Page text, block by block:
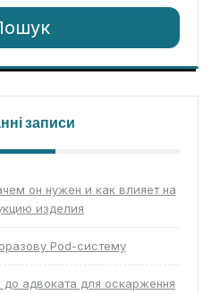
записи
он нужен и как влияет на
изделия
Pod-систему
до адвоката для оскарження